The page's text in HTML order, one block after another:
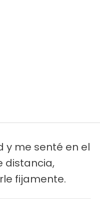
y me senté en el
distancia,
fijamente.